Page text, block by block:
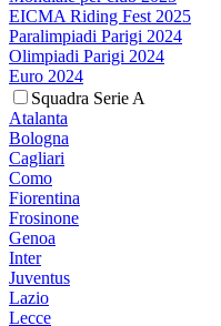
EICMA Riding Fest 2025
Paralimpiadi Parigi 2024
Olimpiadi Parigi 2024
Euro 2024
Squadra Serie A
Atalanta
Bologna
Cagliari
Como
Fiorentina
Frosinone
Genoa
Inter
Juventus
Lazio
Lecce